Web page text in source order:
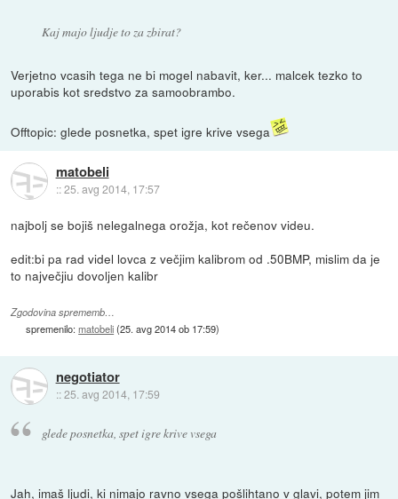
Kaj majo ljudje to za zbirat?
Verjetno vcasih tega ne bi mogel nabavit, ker... malcek tezko to
uporabis kot sredstvo za samoobrambo.
Offtopic: glede posnetka, spet igre krive vsega
matobeli
::25. avg 2014, 17:57
najbolj se bojiš nelegalnega orožja, kot rečenov videu.
edit:bi pa rad videl lovca z večjim kalibrom od .50BMP, mislim da je
to največjiu dovoljen kalibr
Zgodovina sprememb…
spremenilo:matobeli(25. avg 2014 ob 17:59)
negotiator
::25. avg 2014, 17:59
glede posnetka, spet igre krive vsega
Jah, imaš ljudi, ki nimajo ravno vsega pošlihtano v glavi, potem jim